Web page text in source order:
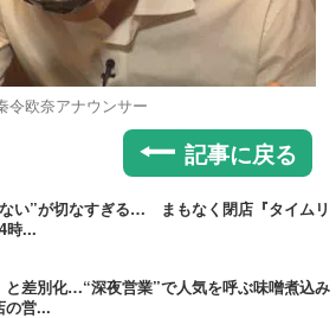
令欧奈アナウンサー
記事に戻る
い”が切なすぎる… まもなく閉店『タイムリ
時...
と差別化…“深夜営業”で人気を呼ぶ味噌煮込み
の営...